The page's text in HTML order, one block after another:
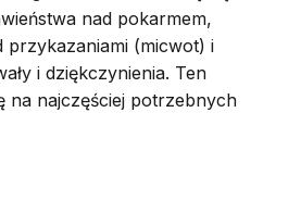
nad pokarmem,
przykazaniami (micwot) i
i dziękczynienia. Ten
na najczęściej potrzebnych